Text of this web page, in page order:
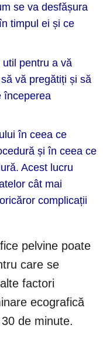
se va desfășura
timpul ei și ce
pentru a vă
vă pregătiți și să
începerea
în ceea ce
și în ceea ce
Acest lucru
cât mai
complicații
pelvine poate
care se
factori
ecografică
de minute.